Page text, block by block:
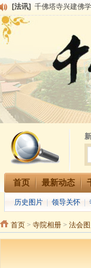
[法讯] 千佛塔寺兴建佛
[法讯]
共赴华藏世界 进
[法讯]
千佛塔寺阅藏堂
清明节祭祖报恩
本寺方丈上明下
[法讯]
2015-3-26师父
[法讯] 广东千佛塔寺云
[法讯] 恭请海涛法师莅
[法讯]
2014年七月大法
[法讯]
千佛塔寺云门佛
首页 最新动态
历史图片 领导关怀
首页 > 寺院相册 > 法会